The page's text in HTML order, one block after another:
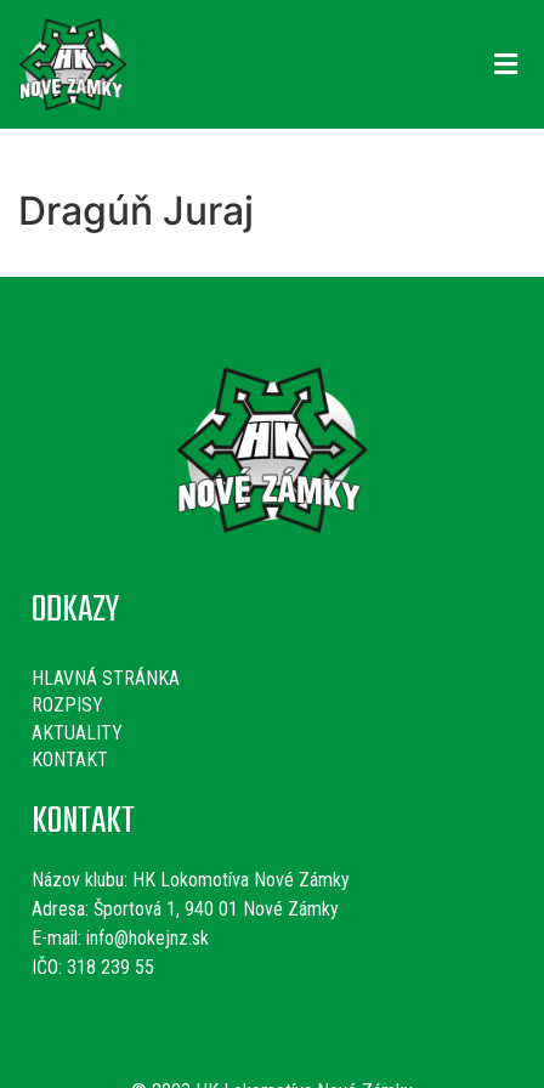
Dragúň Juraj
ODKAZY
HLAVNÁ STRÁNKA
ROZPISY
AKTUALITY
KONTAKT
KONTAKT
Názov klubu: HK Lokomotíva Nové Zámky
Adresa: Športová 1, 940 01 Nové Zámky
E-mail: info@hokejnz.sk
IČO: 318 239 55